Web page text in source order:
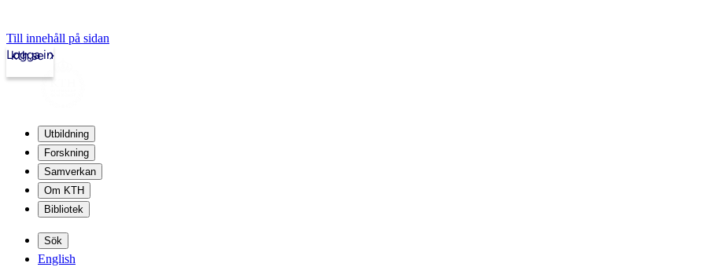
Till innehåll på sidan
kth.se
Logga in
Utbildning
Forskning
Samverkan
Om KTH
Bibliotek
Sök
English